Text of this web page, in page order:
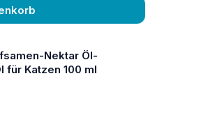
Nektar Öl-
für Katzen 100 ml